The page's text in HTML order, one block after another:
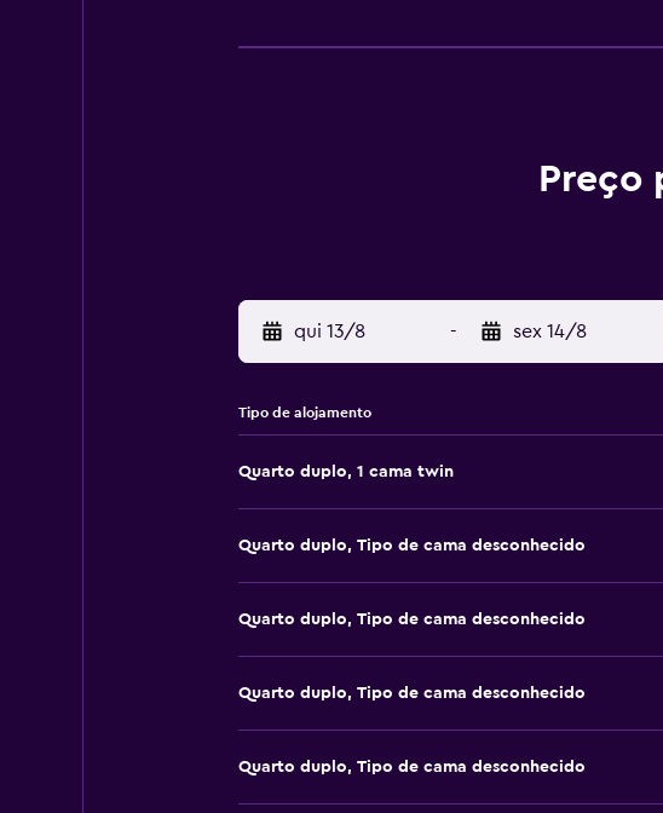
Preço
qui 13/8 - sex 14/8
Tipo de alojamento
Quarto duplo, 1 cama twin
Quarto duplo, Tipo de cama desconhecido
Quarto duplo, Tipo de cama desconhecido
Quarto duplo, Tipo de cama desconhecido
Quarto duplo, Tipo de cama desconhecido